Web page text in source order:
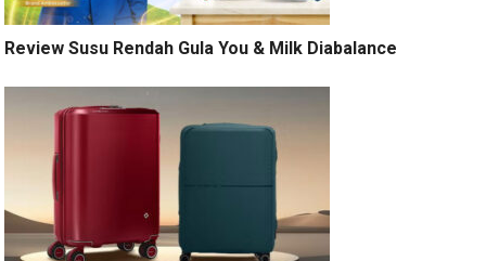
Review Susu Rendah Gula You & Milk Diabalance